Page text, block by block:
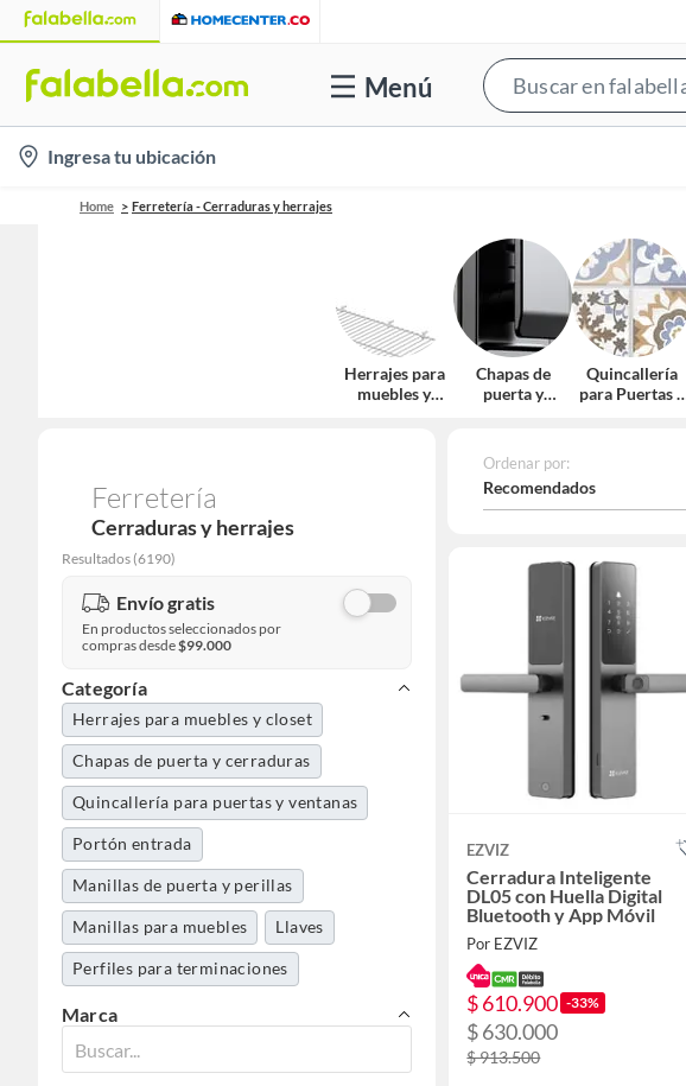
Menú
location-
icon
Ingresa tu ubicación
Home Ferretería - Cerraduras y herrajes
Herrajes para
muebles y
Chapas de
puerta y
Quincallería
para Puertas y
Ferretería
Cerraduras y herrajes
Resultados (6190)
Envío gratis
En productos seleccionados por
compras desde$99.000
Categoría
Herrajes para muebles y closet
Chapas de puerta y cerraduras
Quincallería para puertas y ventanas
Portón entrada
Manillas de puerta y perillas
Manillas para muebles Llaves
Perfiles para terminaciones
Marca
Ordenar por:
Recomendados
EZVIZ
Cerradura Inteligente
DL05 con Huella Digital
Bluetooth y App Móvil
Por EZVIZ
$ 610.900 -33%
$ 630.000
$ 913.500